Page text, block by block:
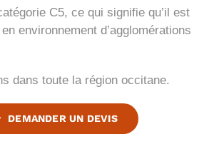
C5, ce qui signifie qu’il est
environnement d’agglomérations
dans toute la région occitane.
DEMANDER UN DEVIS